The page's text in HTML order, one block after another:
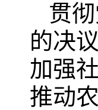
贯
的决
加强
推动